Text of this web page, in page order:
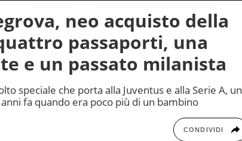
neo acquisto della
passaporti, una
e un passato milanista
speciale che porta alla Juventus e alla Serie A, un
fa quando era poco più di un bambino
CONDIVIDI